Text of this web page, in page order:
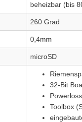
beheizbar (bis
260 Grad
0,4mm
microSD
32-Bit
Toolbox